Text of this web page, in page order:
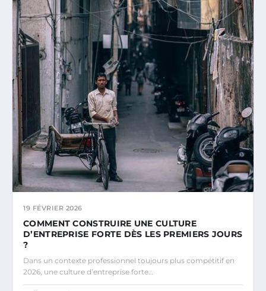
19 FÉVRIER 2026
COMMENT CONSTRUIRE UNE CULTURE
D’ENTREPRISE FORTE DÈS LES PREMIERS JOURS
?
Dans un contexte professionnel toujours plus compétitif en
2026, une culture d’entreprise forte…